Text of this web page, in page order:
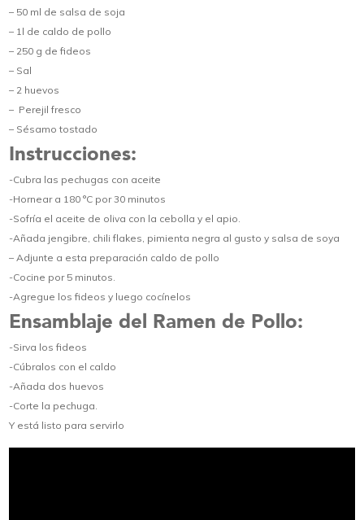
– 50 ml de salsa de soja
– 1l de caldo de pollo
– 250 g de fideos
– Sal
– 2 huevos
– Perejil fresco
– Sésamo tostado
Instrucciones:
-Cubra las pechugas con aceite
-Hornear a 180 °C por 30 minutos
-Sofría el aceite de oliva con la cebolla y el apio.
-Añada jengibre, chili flakes, pimienta negra al gusto y salsa de soya
– Adjunte a esta preparación caldo de pollo
-Cocine por 5 minutos.
-Agregue los fideos y luego cocínelos
Ensamblaje del Ramen de Pollo:
-Sirva los fideos
-Cúbralos con el caldo
-Añada dos huevos
-Corte la pechuga.
Y está listo para servirlo